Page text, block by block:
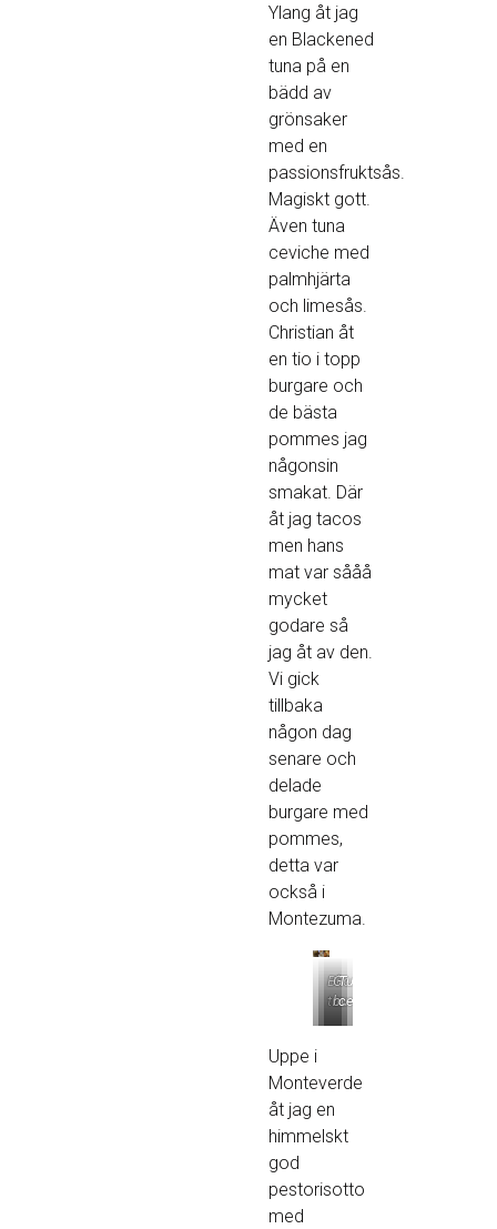
Ylang åt jag
en Blackened
tuna på en
bädd av
grönsaker
med en
passionsfruktsås.
Magiskt gott.
Även tuna
ceviche med
palmhjärta
och limesås.
Christian åt
en tio i topp
burgare och
de bästa
pommes jag
någonsin
smakat. Där
åt jag tacos
men hans
mat var sååå
mycket
godare så
jag åt av den.
Vi gick
tillbaka
någon dag
senare och
delade
burgare med
pommes,
detta var
också i
Montezuma.
Blackened
tuna
Godaste
bugraren
Tuna
ceviche
Uppe i
Monteverde
åt jag en
himmelskt
god
pestorisotto
med